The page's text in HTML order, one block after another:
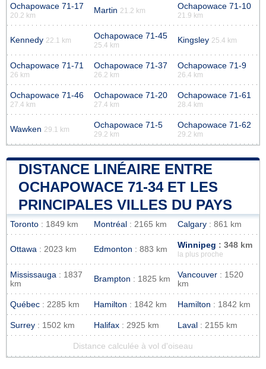
Ochapowace 71-17
20.2 km
Martin 21.2 km Ochapowace 71-10
21.9 km
Kennedy 22.1 km Ochapowace 71-45
25.4 km
Kingsley 25.4 km
Ochapowace 71-71
26 km
Ochapowace 71-37
26.2 km
Ochapowace 71-9
26.4 km
Ochapowace 71-46
27.4 km
Ochapowace 71-20
27.4 km
Ochapowace 71-61
28.4 km
Wawken 29.1 km Ochapowace 71-5
29.2 km
Ochapowace 71-62
29.2 km
DISTANCE LINÉAIRE ENTRE
OCHAPOWACE 71-34 ET LES
PRINCIPALES VILLES DU PAYS
Toronto : 1849 km Montréal : 2165 km Calgary : 861 km
Ottawa : 2023 km Edmonton : 883 km Winnipeg : 348 km
la plus proche
Mississauga : 1837
km
Brampton : 1825 km Vancouver : 1520
km
Québec : 2285 km Hamilton : 1842 km Hamilton : 1842 km
Surrey : 1502 km Halifax : 2925 km Laval : 2155 km
Distance calculée à vol d'oiseau